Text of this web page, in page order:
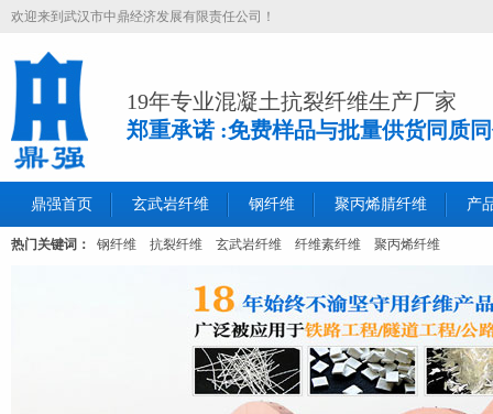
欢迎来到武汉市中鼎经济发展有限责任公司！
19年专业混凝土抗裂纤维生产厂家
郑重承诺 :免费样品与批量供货同质
鼎强首页 玄武岩纤维 钢纤维 聚丙烯腈纤维 产
热门关键词： 钢纤维 抗裂纤维 玄武岩纤维 纤维素纤维 聚丙烯纤维